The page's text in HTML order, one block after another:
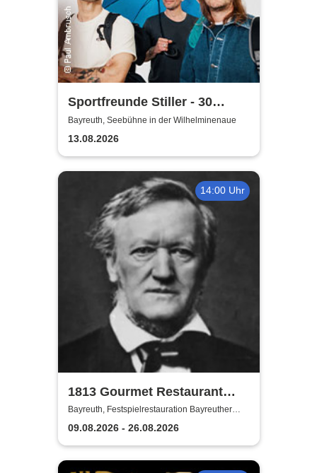
Sportfreunde Stiller - 30
wunderbaren Jahren
Bayreuth, Seebühne in der Wilhelminenaue
13.08.2026
14:00 Uhr
1813 Gourmet Restaurant
2026
Bayreuth, Festspielrestauration Bayreuther
Festspiele
09.08.2026 - 26.08.2026